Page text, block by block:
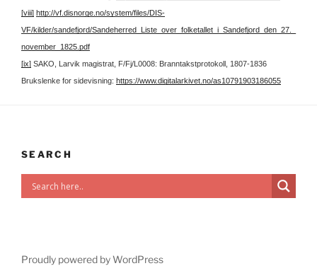
[viii] http://vf.disnorge.no/system/files/DIS-
VF/kilder/sandefjord/Sandeherred_Liste_over_folketallet_i_Sandefjord_den_27._
november_1825.pdf
[ix] SAKO, Larvik magistrat, F/Fj/L0008: Branntakstprotokoll, 1807-1836
Brukslenke for sidevisning: https://www.digitalarkivet.no/as10791903186055
SEARCH
Proudly powered by WordPress